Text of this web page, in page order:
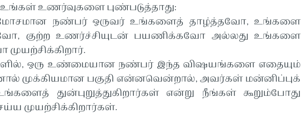
உணர்வுகளை புண்படுத்தாது:
நண்பர் ஒருவர் உங்களைத் தாழ்த்தவோ, உங்களை
குற்ற உணர்ச்சியுடன் பயணிக்கவோ அல்லது உங்களை
ஒரு உண்மையான நண்பர் இந்த விஷயங்களை எதையும்
முக்கியமான பகுதி என்னவென்றால், அவர்கள் மன்னிப்புக்
துன்புறுத்துகிறார்கள் என்று நீங்கள் கூறும்போது
முயற்சிக்கிறார்கள்.